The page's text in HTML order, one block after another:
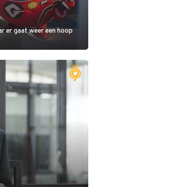
er gaat weer een hoop